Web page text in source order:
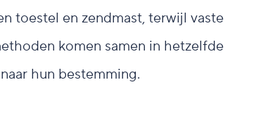
toestel en zendmast, terwijl vaste
komen samen in hetzelfde
hun bestemming.